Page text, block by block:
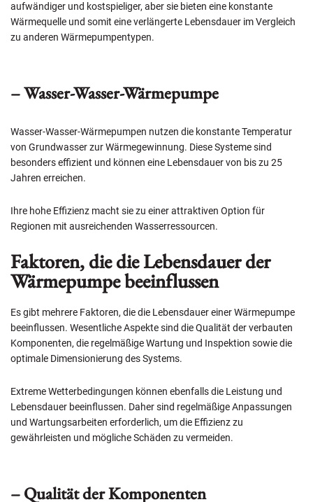
aufwändiger und kostspieliger, aber sie bieten eine konstante
Wärmequelle und somit eine verlängerte Lebensdauer im Vergleich
zu anderen Wärmepumpentypen.
– Wasser-Wasser-Wärmepumpe
Wasser-Wasser-Wärmepumpen nutzen die konstante Temperatur
von Grundwasser zur Wärmegewinnung. Diese Systeme sind
besonders effizient und können eine Lebensdauer von bis zu 25
Jahren erreichen.
Ihre hohe Effizienz macht sie zu einer attraktiven Option für
Regionen mit ausreichenden Wasserressourcen.
Faktoren, die die Lebensdauer der
Wärmepumpe beeinflussen
Es gibt mehrere Faktoren, die die Lebensdauer einer Wärmepumpe
beeinflussen. Wesentliche Aspekte sind die Qualität der verbauten
Komponenten, die regelmäßige Wartung und Inspektion sowie die
optimale Dimensionierung des Systems.
Extreme Wetterbedingungen können ebenfalls die Leistung und
Lebensdauer beeinflussen. Daher sind regelmäßige Anpassungen
und Wartungsarbeiten erforderlich, um die Effizienz zu
gewährleisten und mögliche Schäden zu vermeiden.
– Qualität der Komponenten